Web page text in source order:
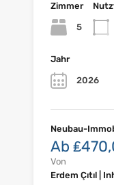
Zimmer
5
Jahr
2026
Neubau-
Ab
Von
Erdem Çıtıl |